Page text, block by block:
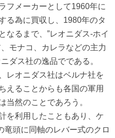
フメーカーとして1960年に
る為に買収し、1980年のタ
なるまで、”レオニダス-ホイ
モナコ、カレラなどの主力
ダス社の逸品でである。
レオニダス社はベルナ社を
えることからも各国の軍用
当然のことであろう。
を利用したこともあり、ケ
竜頭に同軸のレバー式のクロ